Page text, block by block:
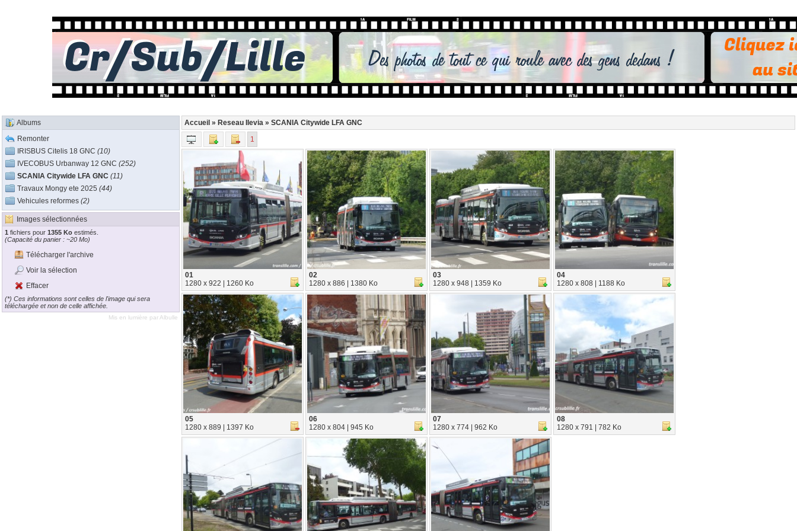
Accueil » Reseau Ilevia » SCANIA Citywide LFA GNC
1
01
1280 x 922 | 1260 Ko
02
1280 x 886 | 1380 Ko
03
1280 x 948 | 1359 Ko
04
1280 x 808 | 1188 Ko
05
1280 x 889 | 1397 Ko
06
1280 x 804 | 945 Ko
07
1280 x 774 | 962 Ko
08
1280 x 791 | 782 Ko
Albums
Remonter
IRISBUS Citelis 18 GNC (10)
IVECOBUS Urbanway 12 GNC (252)
SCANIA Citywide LFA GNC (11)
Travaux Mongy ete 2025 (44)
Vehicules reformes (2)
Images sélectionnées
1 fichiers pour 1355 Ko estimés.
(Capacité du panier : ~20 Mo)
Télécharger l'archive
Voir la sélection
Effacer
(*) Ces informations sont celles de l'image qui sera
téléchargée et non de celle affichée.
Mis en lumière par Albulle